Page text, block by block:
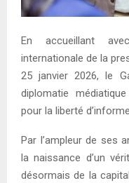
En accueillant
internationale de la
25 janvier 2026, le
diplomatie
pour la liberté
Par l’ampleur de ses
la naissance d’un
désormais de la